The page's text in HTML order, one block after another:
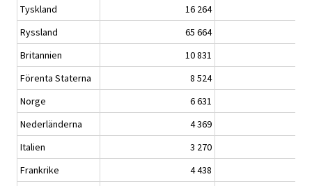
Tyskland
16 264
Ryssland
65 664
Britannien
10 831
Förenta Staterna
8 524
Norge
6 631
Nederländerna
4 369
Italien
3 270
Frankrike
4 438